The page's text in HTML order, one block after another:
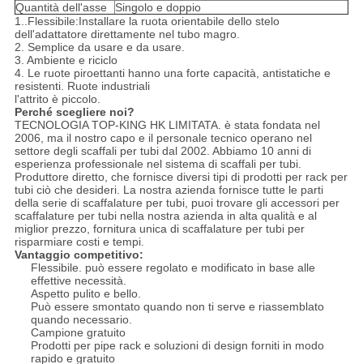
Quantità dell'asse
Singolo e doppio
1..Flessibile:Installare la ruota orientabile dello stelo
dell'adattatore direttamente nel tubo magro.
2. Semplice da usare e da usare.
3. Ambiente e riciclo
4. Le ruote piroettanti hanno una forte capacità, antistatiche e
resistenti. Ruote industriali
l'attrito è piccolo.
Perché scegliere noi?
TECNOLOGIA TOP-KING HK LIMITATA. è stata fondata nel
2006, ma il nostro capo e il personale tecnico operano nel
settore degli scaffali per tubi dal 2002. Abbiamo 10 anni di
esperienza professionale nel sistema di scaffali per tubi.
Produttore diretto, che fornisce diversi tipi di prodotti per rack per
tubi ciò che desideri. La nostra azienda fornisce tutte le parti
della serie di scaffalature per tubi, puoi trovare gli accessori per
scaffalature per tubi nella nostra azienda in alta qualità e al
miglior prezzo, fornitura unica di scaffalature per tubi per
risparmiare costi e tempi.
Vantaggio competitivo:
Flessibile. può essere regolato e modificato in base alle
effettive necessità.
Aspetto pulito e bello.
Può essere smontato quando non ti serve e riassemblato
quando necessario.
Campione gratuito
Prodotti per pipe rack e soluzioni di design forniti in modo
rapido e gratuito